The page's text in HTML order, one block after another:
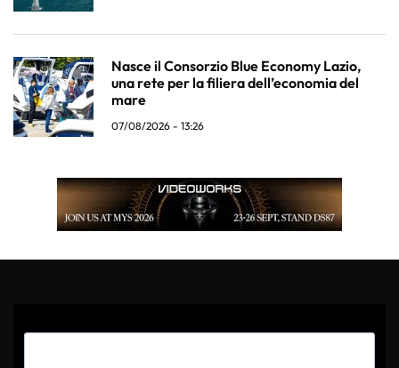
Nasce il Consorzio Blue Economy Lazio,
una rete per la filiera dell’economia del
mare
07/08/2026 - 13:26